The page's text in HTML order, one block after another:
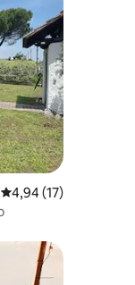
Gemiddelde
4,94 (17)